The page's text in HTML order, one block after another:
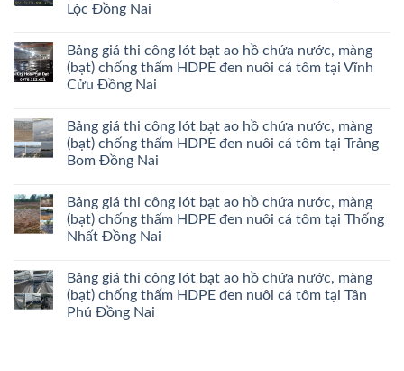
Lộc Đồng Nai
Bảng giá thi công lót bạt ao hồ chứa nước, màng
(bạt) chống thấm HDPE đen nuôi cá tôm tại Vĩnh
Cửu Đồng Nai
Bảng giá thi công lót bạt ao hồ chứa nước, màng
(bạt) chống thấm HDPE đen nuôi cá tôm tại Trảng
Bom Đồng Nai
Bảng giá thi công lót bạt ao hồ chứa nước, màng
(bạt) chống thấm HDPE đen nuôi cá tôm tại Thống
Nhất Đồng Nai
Bảng giá thi công lót bạt ao hồ chứa nước, màng
(bạt) chống thấm HDPE đen nuôi cá tôm tại Tân
Phú Đồng Nai